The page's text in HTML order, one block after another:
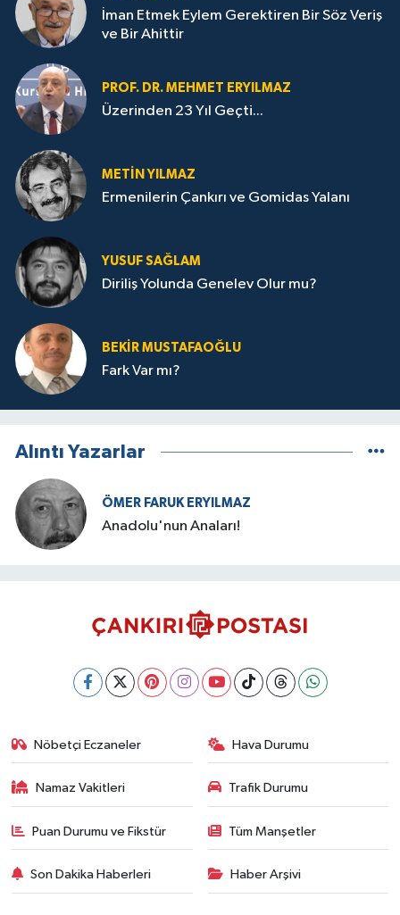
İman Etmek Eylem Gerektiren Bir Söz Veriş
ve Bir Ahittir
PROF. DR. MEHMET ERYILMAZ
Üzerinden 23 Yıl Geçti...
METIN YILMAZ
Ermenilerin Çankırı ve Gomidas Yalanı
YUSUF SAĞLAM
Diriliş Yolunda Genelev Olur mu?
BEKIR MUSTAFAOĞLU
Fark Var mı?
Alıntı Yazarlar
ÖMER FARUK ERYILMAZ
Anadolu'nun Anaları!
Nöbetçi Eczaneler Hava Durumu
Namaz Vakitleri Trafik Durumu
Puan Durumu ve Fikstür Tüm Manşetler
Son Dakika Haberleri Haber Arşivi